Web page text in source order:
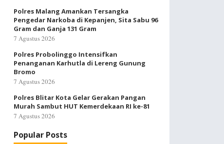
Polres Malang Amankan Tersangka
Pengedar Narkoba di Kepanjen, Sita Sabu 96
Gram dan Ganja 131 Gram
7 Agustus 2026
Polres Probolinggo Intensifkan
Penanganan Karhutla di Lereng Gunung
Bromo
7 Agustus 2026
Polres Blitar Kota Gelar Gerakan Pangan
Murah Sambut HUT Kemerdekaan RI ke-81
7 Agustus 2026
Popular Posts